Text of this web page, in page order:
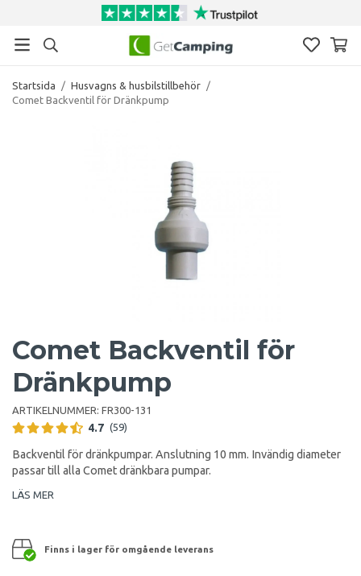
Startsida / Husvagns & husbilstillbehör /
Comet Backventil för Dränkpump
Comet Backventil för
Dränkpump
ARTIKELNUMMER: FR300-131
4.7 (59)
Backventil för dränkpumpar. Anslutning 10 mm. Invändig diameter
passar till alla Comet dränkbara pumpar.
LÄS MER
Finns i lager för omgående leverans